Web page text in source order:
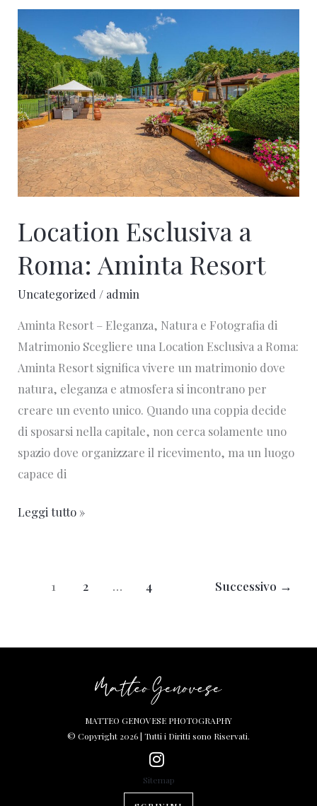
Location Esclusiva a
Roma: Aminta Resort
Uncategorized / admin
Aminta Resort – Eleganza, Natura e Fotografia di
Matrimonio Scegliere una Location Esclusiva a Roma:
Aminta Resort significa vivere un matrimonio dove
natura, eleganza e atmosfera si incontrano per
creare un evento unico. Quando una coppia decide
di sposarsi nella capitale, non cerca solamente uno
spazio dove organizzare il ricevimento, ma un luogo
capace di
Esclusiva
a
Roma:
Aminta
Resort
Leggi tutto »
1 2 … 4 Successivo →
MATTEO GENOVESE PHOTOGRAPHY
© Copyright 2026 | Tutti i Diritti sono Riservati.
Sitemap